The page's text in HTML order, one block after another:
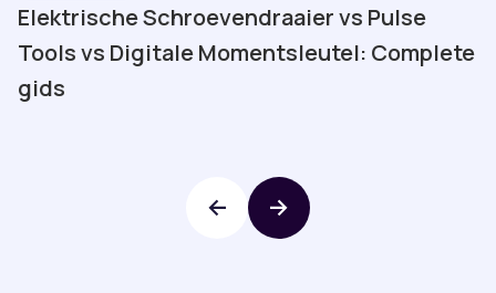
Elektrische Schroevendraaier vs Pulse
Tools vs Digitale Momentsleutel: Complete
gids